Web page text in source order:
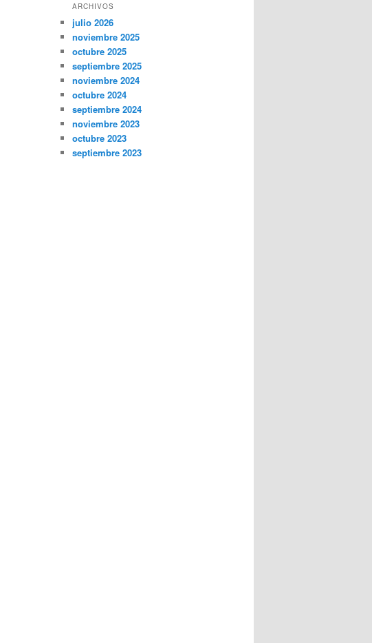
ARCHIVOS
julio 2026
noviembre 2025
octubre 2025
septiembre 2025
noviembre 2024
octubre 2024
septiembre 2024
noviembre 2023
octubre 2023
septiembre 2023